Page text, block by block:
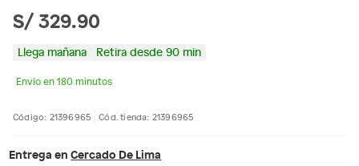
S/ 329.90
Llega mañana Retira desde 90 min
Envío en 180 minutos
Código: 21396965 Cód. tienda: 21396965
Entrega en Cercado De Lima